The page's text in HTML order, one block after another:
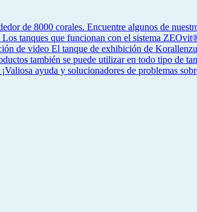
de 8000 corales. Encuentre algunos de
Los tanques que funcionan con el sistema
de video El tanque de exhibición de
también se puede utilizar en todo tipo de
¡Valiosa ayuda y solucionadores de problemas